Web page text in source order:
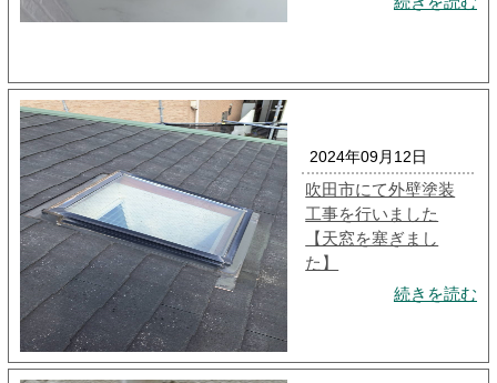
2024年09月12日
吹田市にて外壁塗装
工事を行いました
【天窓を塞ぎまし
た】
続きを読む